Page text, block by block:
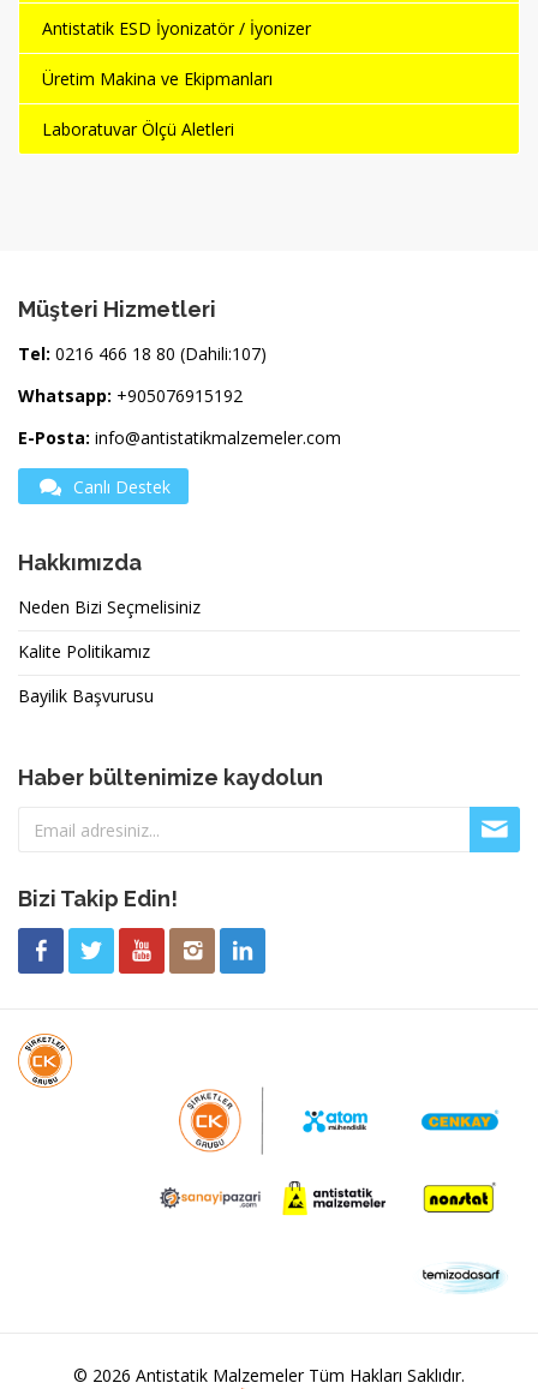
Antistatik ESD İyonizatör / İyonizer
Üretim Makina ve Ekipmanları
Laboratuvar Ölçü Aletleri
Müşteri Hizmetleri
Tel: 0216 466 18 80 (Dahili:107)
Whatsapp: +905076915192
E-Posta: info@antistatikmalzemeler.com
Canlı Destek
Hakkımızda
Neden Bizi Seçmelisiniz
Kalite Politikamız
Bayilik Başvurusu
Haber bültenimize kaydolun
Bizi Takip Edin!
© 2026 Antistatik Malzemeler Tüm Hakları Saklıdır.